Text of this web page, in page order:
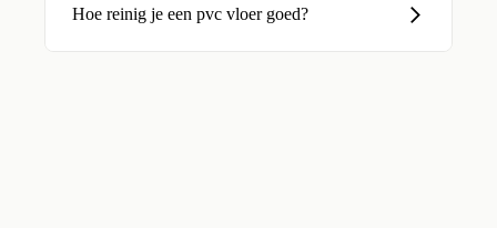
Hoe reinig je een pvc vloer goed?